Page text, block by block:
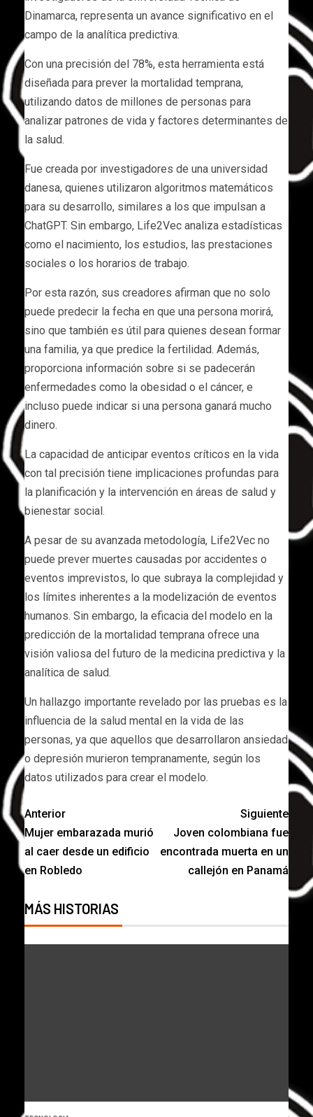
Dinamarca, representa un avance significativo en el
campo de la analítica predictiva.
Con una precisión del 78%, esta herramienta está
diseñada para prever la mortalidad temprana,
utilizando datos de millones de personas para
analizar patrones de vida y factores determinantes de
la salud.
Fue creada por investigadores de una universidad
danesa, quienes utilizaron algoritmos matemáticos
para su desarrollo, similares a los que impulsan a
ChatGPT. Sin embargo, Life2Vec analiza estadísticas
como el nacimiento, los estudios, las prestaciones
sociales o los horarios de trabajo.
Por esta razón, sus creadores afirman que no solo
puede predecir la fecha en que una persona morirá,
sino que también es útil para quienes desean formar
una familia, ya que predice la fertilidad. Además,
proporciona información sobre si se padecerán
enfermedades como la obesidad o el cáncer, e
incluso puede indicar si una persona ganará mucho
dinero.
La capacidad de anticipar eventos críticos en la vida
con tal precisión tiene implicaciones profundas para
la planificación y la intervención en áreas de salud y
bienestar social.
A pesar de su avanzada metodología, Life2Vec no
puede prever muertes causadas por accidentes o
eventos imprevistos, lo que subraya la complejidad y
los límites inherentes a la modelización de eventos
humanos. Sin embargo, la eficacia del modelo en la
predicción de la mortalidad temprana ofrece una
visión valiosa del futuro de la medicina predictiva y la
analítica de salud.
Un hallazgo importante revelado por las pruebas es la
influencia de la salud mental en la vida de las
personas, ya que aquellos que desarrollaron ansiedad
o depresión murieron tempranamente, según los
datos utilizados para crear el modelo.
Anterior
Mujer embarazada murió
al caer desde un edificio
en Robledo
Siguiente
Joven colombiana fue
encontrada muerta en un
callejón en Panamá
MÁS HISTORIAS